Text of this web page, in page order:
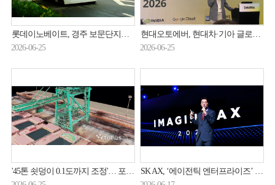
롯데이노베이트, 경주 보문단지서 자율주행 셔틀 ‘무부’ 달린다
2026-06-25
현대오토에버, 현대차·기아 글로벌 HR 혁신 나선다
2026-06-25
'45톤 쇳덩이 0.1도까지 조정'… 포스코DX, '피지컬 AI'로 제조 자율화 가속
SK AX, ‘에이전틱 엔터프라이즈’ 시장 공략 나선다